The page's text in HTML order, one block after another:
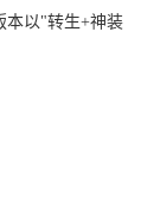
本以"转生+神装